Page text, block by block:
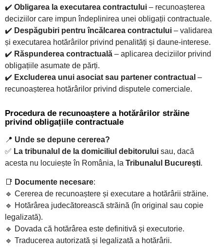
✔️ Obligarea la executarea contractului – recunoașterea
deciziilor care impun îndeplinirea unei obligații contractuale.
✔️ Despăgubiri pentru încălcarea contractului – validarea
și executarea hotărârilor privind penalități și daune-interese.
✔️ Răspunderea contractuală – aplicarea deciziilor privind
obligațiile asumate de părți.
✔️ Excluderea unui asociat sau partener contractual –
recunoașterea hotărârilor privind disputele comerciale.
Procedura de recunoaștere a hotărârilor străine
privind obligațiile contractuale
📍 Unde se depune cererea?
✅ La tribunalul de la domiciliul debitorului sau, dacă
acesta nu locuiește în România, la Tribunalul București.
📑 Documente necesare:
🔹 Cererea de recunoaștere și executare a hotărârii străine.
🔹 Hotărârea judecătorească străină (în original sau copie
legalizată).
🔹 Dovada că hotărârea este definitivă și executorie.
🔹 Traducerea autorizată și legalizată a hotărârii.